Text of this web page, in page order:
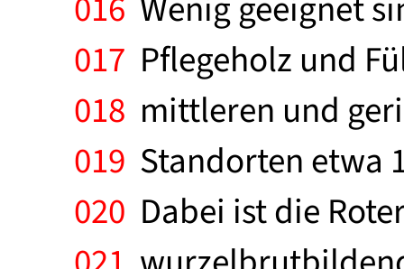
017 Pflegeholz und
018 mittleren und
019 Standorten etwa
020 Dabei ist die